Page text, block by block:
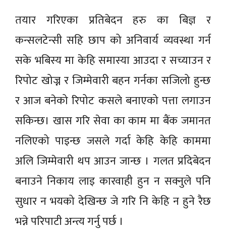
तयार गरिएका प्रतिबेदन हरु का बिज्ञ र
कन्सलटेन्सी सहि छाप को अनिवार्य व्यवस्था गर्न
सके भबिस्य मा केहि समास्या आउदा र सच्याउन र
रिपोट खोज्न र जिम्मेवारी बहन गर्नका सजिलो हुन्छ
र आज बनेको रिपोट कसले बनाएको पत्ता लगाउन
सकिन्छ। खास गरि सेवा का काम मा बैंक जमानत
नलिएको पाइन्छ जसले गर्दा केहि केहि काममा
अलि जिम्मेवारी थप आउन जान्छ । गलत प्रदिबेदन
बनाउने निकाय लाइ कारवाही हुन न सक्नुले पनि
सुधार न भयको देखिन्छ जे गरि नि केहि न हुने रैछ
भन्ने परिपाटी अन्त्य गर्नु पर्छ ।